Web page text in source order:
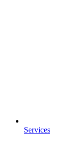
Services